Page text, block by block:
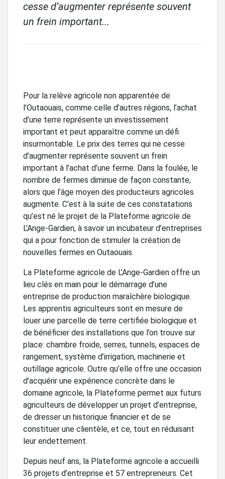
cesse d’augmenter représente souvent
un frein important...
Pour la relève agricole non apparentée de
l’Outaouais, comme celle d’autres régions, l’achat
d’une terre représente un investissement
important et peut apparaître comme un défi
insurmontable. Le prix des terres qui ne cesse
d’augmenter représente souvent un frein
important à l’achat d’une ferme. Dans la foulée, le
nombre de fermes diminue de façon constante,
alors que l’âge moyen des producteurs agricoles
augmente. C’est à la suite de ces constatations
qu’est né le projet de la Plateforme agricole de
L’Ange-Gardien, à savoir un incubateur d’entreprises
qui a pour fonction de stimuler la création de
nouvelles fermes en Outaouais.
La Plateforme agricole de L’Ange-Gardien offre un
lieu clés en main pour le démarrage d’une
entreprise de production maraîchère biologique.
Les apprentis agriculteurs sont en mesure de
louer une parcelle de terre certifiée biologique et
de bénéficier des installations que l’on trouve sur
place: chambre froide, serres, tunnels, espaces de
rangement, système d’irrigation, machinerie et
outillage agricole. Outre qu’elle offre une occasion
d’acquérir une expérience concrète dans le
domaine agricole, la Plateforme permet aux futurs
agriculteurs de développer un projet d’entreprise,
de dresser un historique financier et de se
constituer une clientèle, et ce, tout en réduisant
leur endettement.
Depuis neuf ans, la Plateforme agricole a accueilli
36 projets d’entreprise et 57 entrepreneurs. Cet